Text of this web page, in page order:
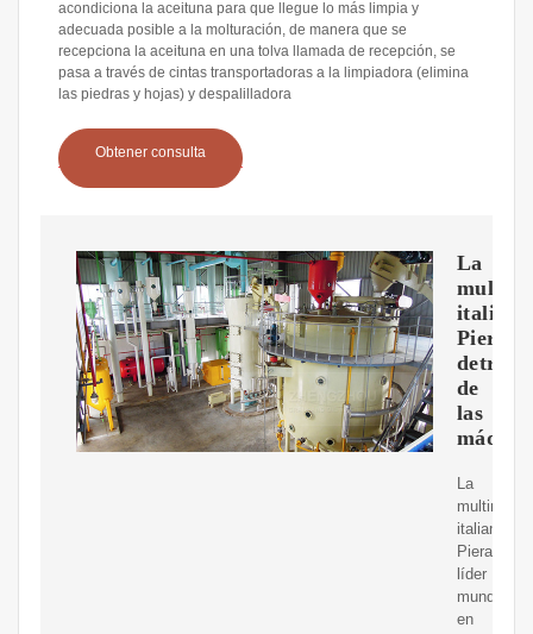
acondiciona la aceituna para que llegue lo más limpia y
adecuada posible a la molturación, de manera que se
recepciona la aceituna en una tolva llamada de recepción, se
pasa a través de cintas transportadoras a la limpiadora (elimina
las piedras y hojas) y despalilladora
Obtener consulta
La
italiana
detrás
de
las
La
italiana
Pieralisi,
líder
mundial
en